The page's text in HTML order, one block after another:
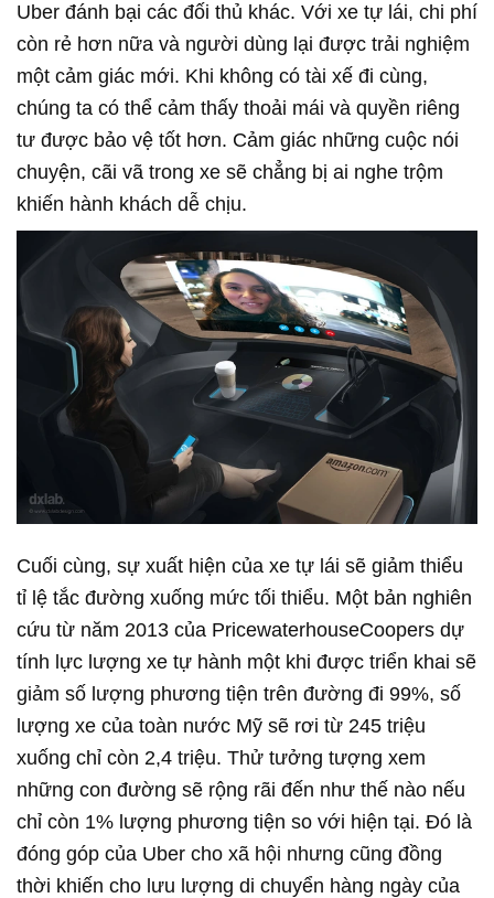
Uber đánh bại các đối thủ khác. Với xe tự lái, chi phí
còn rẻ hơn nữa và người dùng lại được trải nghiệm
một cảm giác mới. Khi không có tài xế đi cùng,
chúng ta có thể cảm thấy thoải mái và quyền riêng
tư được bảo vệ tốt hơn. Cảm giác những cuộc nói
chuyện, cãi vã trong xe sẽ chẳng bị ai nghe trộm
khiến hành khách dễ chịu.
Cuối cùng, sự xuất hiện của xe tự lái sẽ giảm thiểu
tỉ lệ tắc đường xuống mức tối thiểu. Một bản nghiên
cứu từ năm 2013 của PricewaterhouseCoopers dự
tính lực lượng xe tự hành một khi được triển khai sẽ
giảm số lượng phương tiện trên đường đi 99%, số
lượng xe của toàn nước Mỹ sẽ rơi từ 245 triệu
xuống chỉ còn 2,4 triệu. Thử tưởng tượng xem
những con đường sẽ rộng rãi đến như thế nào nếu
chỉ còn 1% lượng phương tiện so với hiện tại. Đó là
đóng góp của Uber cho xã hội nhưng cũng đồng
thời khiến cho lưu lượng di chuyển hàng ngày của